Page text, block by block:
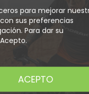
para mejorar
sus preferencias
Para dar su
ACEPTO